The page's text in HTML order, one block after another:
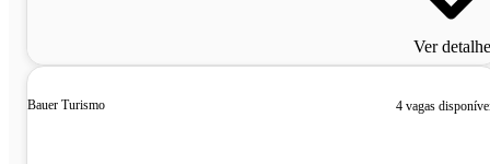
Ver
Bauer Turismo 4 vagas